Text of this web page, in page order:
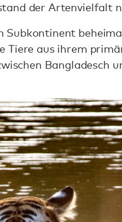
der Artenvielfalt
Subkontinent
Tiere aus ihrem
Bangladesch